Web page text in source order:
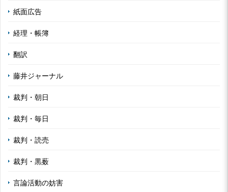
紙面広告
経理・帳簿
翻訳
藤井ジャーナル
裁判・朝日
裁判・毎日
裁判・読売
裁判・黒薮
言論活動の妨害